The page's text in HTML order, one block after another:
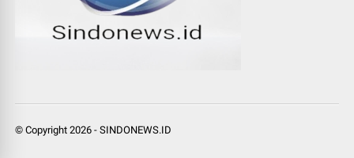
© Copyright2026 -SINDONEWS.ID